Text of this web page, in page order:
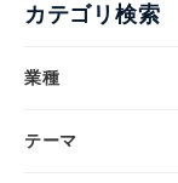
カテゴリ検索
業種
テーマ